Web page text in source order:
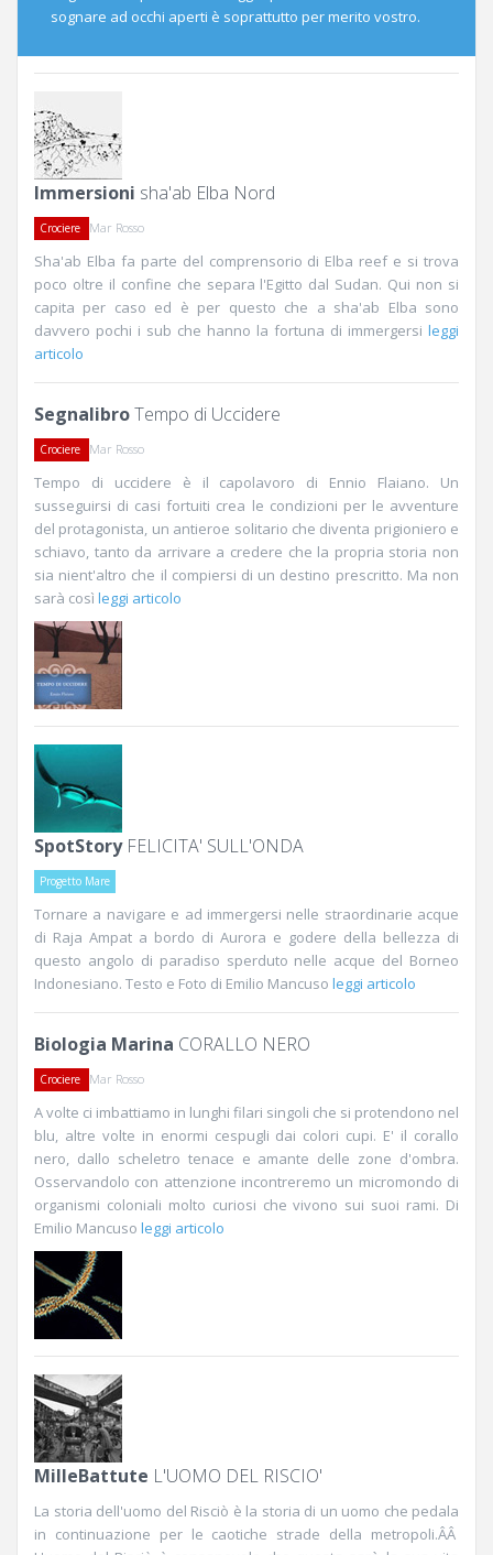
sognare ad occhi aperti è soprattutto per merito vostro.
Immersioni sha'ab Elba Nord
Crociere Mar Rosso
Sha'ab Elba fa parte del comprensorio di Elba reef e si trova
poco oltre il confine che separa l'Egitto dal Sudan. Qui non si
capita per caso ed è per questo che a sha'ab Elba sono
davvero pochi i sub che hanno la fortuna di immergersi leggi
articolo
SegnalibroTempo di Uccidere
Crociere Mar Rosso
Tempo di uccidere è il capolavoro di Ennio Flaiano. Un
susseguirsi di casi fortuiti crea le condizioni per le avventure
del protagonista, un antieroe solitario che diventa prigioniero e
schiavo, tanto da arrivare a credere che la propria storia non
sia nient'altro che il compiersi di un destino prescritto. Ma non
sarà così leggi articolo
SpotStoryFELICITA' SULL'ONDA
Progetto Mare
Tornare a navigare e ad immergersi nelle straordinarie acque
di Raja Ampat a bordo di Aurora e godere della bellezza di
questo angolo di paradiso sperduto nelle acque del Borneo
Indonesiano. Testo e Foto di Emilio Mancuso leggi articolo
Biologia Marina CORALLO NERO
Crociere Mar Rosso
A volte ci imbattiamo in lunghi filari singoli che si protendono nel
blu, altre volte in enormi cespugli dai colori cupi. E' il corallo
nero, dallo scheletro tenace e amante delle zone d'ombra.
Osservandolo con attenzione incontreremo un micromondo di
organismi coloniali molto curiosi che vivono sui suoi rami. Di
Emilio Mancuso leggi articolo
MilleBattute L'UOMO DEL RISCIO'
La storia dell'uomo del Risciò è la storia di un uomo che pedala
in continuazione per le caotiche strade della metropoli.ÂÂ